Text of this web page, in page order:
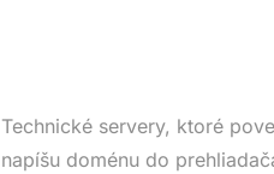
Technické servery, ktoré
napíšu doménu do